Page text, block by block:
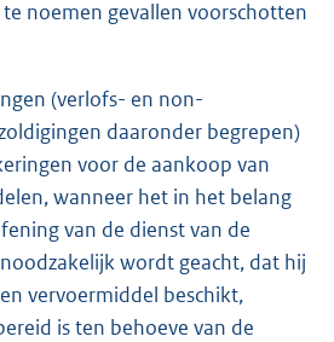
noemen gevallen voorschotten
(verlofs- en non-
daaronder begrepen)
voor de aankoop van
wanneer het in het belang
van de dienst van de
wordt geacht, dat hij
vervoermiddel beschikt,
is ten behoeve van de